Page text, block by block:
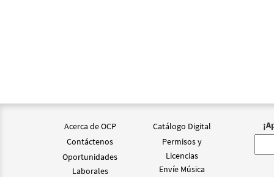
Acerca de OCP
Contáctenos
Oportunidades
Laborales
Catálogo Digital
Permisos y
Licencias
Envíe Música